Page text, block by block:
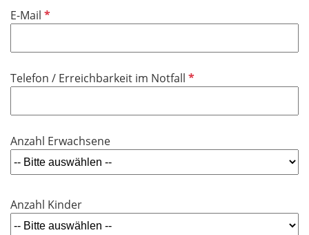
E-Mail P
c
t
e
l
Telefon / Erreichbarkeit im Notfall P
t
e
Anzahl Erwachsene
Anzahl Kinder